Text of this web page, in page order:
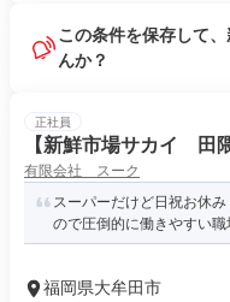
この条件を保存して
んか？
正社員
【新鮮市場サカイ 田
有限会社 スーク
スーパーだけど日祝お休
ので圧倒的に働きやすい職
福岡県大牟田市